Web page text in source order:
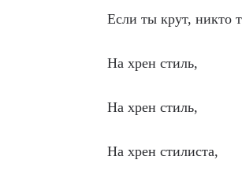
Если ты крут, никто
На хрен стиль,
На хрен стиль,
На хрен стилиста,